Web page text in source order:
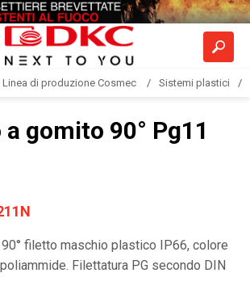
Linea di produzione Cosmec Sistemi plastici
gomito 90° Pg11
filetto maschio plastico IP66, colore
Filettatura PG secondo DIN